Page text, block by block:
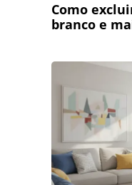
Como
branco e